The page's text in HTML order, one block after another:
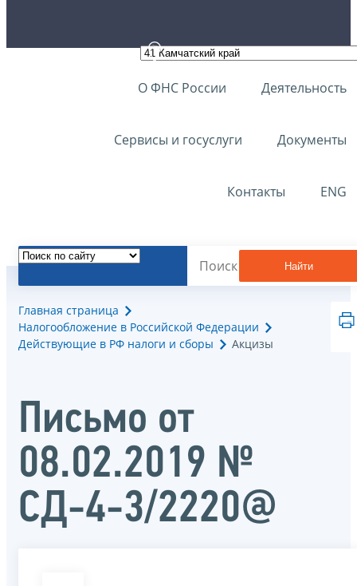
О ФНС России Деятельность
Сервисы и госуслуги Документы
Контакты ENG
Найти
Главная страница
Налогообложение в Российской Федерации
Действующие в РФ налоги и сборы
Акцизы
Письмо от
08.02.2019 №
СД-4-3/2220@